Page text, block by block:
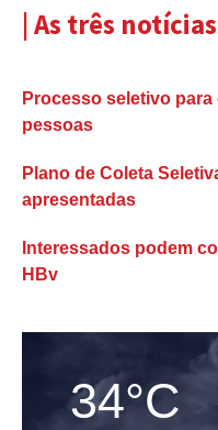
| As três
Processo seletivo
pessoas
Plano de Coleta
apresentadas
Interessados podem
HBv
34°C